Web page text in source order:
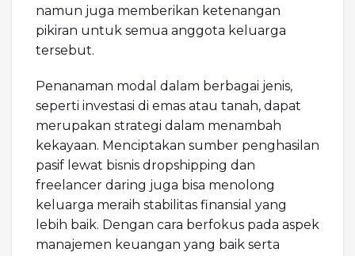
namun juga memberikan ketenangan
pikiran untuk semua anggota keluarga
tersebut.
Penanaman modal dalam berbagai jenis,
seperti investasi di emas atau tanah, dapat
merupakan strategi dalam menambah
kekayaan. Menciptakan sumber penghasilan
pasif lewat bisnis dropshipping dan
freelancer daring juga bisa menolong
keluarga meraih stabilitas finansial yang
lebih baik. Dengan cara berfokus pada aspek
manajemen keuangan yang baik serta